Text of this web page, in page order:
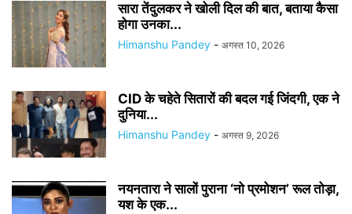
सारा तेंदुलकर ने खोली दिल की बात, बताया कैसा
होगा उनका...
Himanshu Pandey - अगस्त 10, 2026
CID के चहेते सितारों की बदल गई जिंदगी, एक ने
दुनिया...
Himanshu Pandey - अगस्त 9, 2026
नयनतारा ने सालों पुराना ‘नो प्रमोशन’ रूल तोड़ा,
यश के एक...